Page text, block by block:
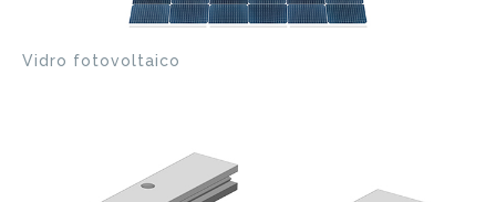
Vidro fotovoltaico